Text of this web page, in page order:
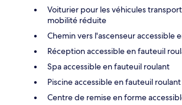
Voiturier pour les véhicules
mobilité réduite
Chemin vers l'ascenseur accessible
Réception accessible en fauteuil
Spa accessible en fauteuil roulant
Piscine accessible en fauteuil roulant
Centre de remise en forme